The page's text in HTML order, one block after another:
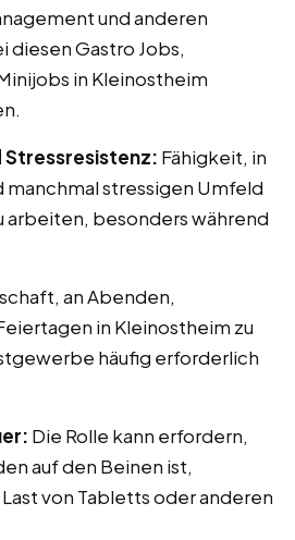
und anderen
diesen Gastro Jobs,
in Kleinostheim
Stressresistenz: Fähigkeit, in
manchmal stressigen Umfeld
arbeiten, besonders während
an Abenden,
in Kleinostheim zu
häufig erforderlich
Die Rolle kann erfordern,
auf den Beinen ist,
von Tabletts oder anderen